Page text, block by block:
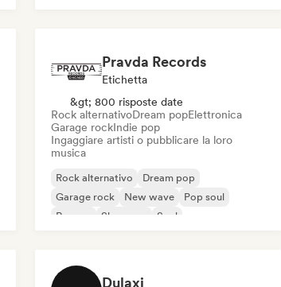
Pravda Records
Etichetta
&gt; 800 risposte date
Rock alternativoDream popElettronica
Garage rockIndie pop
Ingaggiare artisti o pubblicare la loro
musica
Rock alternativo
Dream pop
Garage rock
New wave
Pop soul
Reggae
Shoegaze Soul
Dulaxi